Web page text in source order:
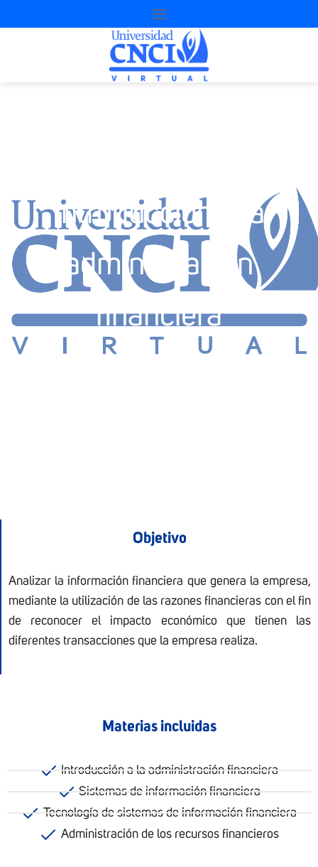
Introducción a la
administración
financiera
Objetivo
Analizar la información financiera que genera la empresa,
mediante la utilización de las razones financieras con el fin
de reconocer el impacto económico que tienen las
diferentes transacciones que la empresa realiza.
Materias incluidas
Introducción a la administración financiera
Sistemas de información financiera
Tecnología de sistemas de información financiera
Administración de los recursos financieros